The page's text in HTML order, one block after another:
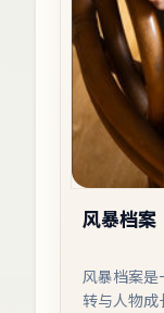
风暴档案
风暴档案是
转与人物成